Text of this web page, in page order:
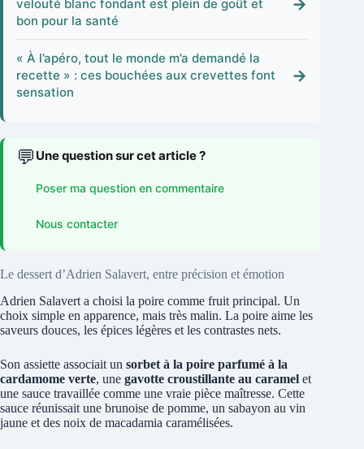
velouté blanc fondant est plein de goût et
bon pour la santé
« À l’apéro, tout le monde m’a demandé la
recette » : ces bouchées aux crevettes font
sensation
→
💬 Une question sur cet article ?
Poser ma question en commentaire
Nous contacter
Le dessert d’Adrien Salavert, entre précision et émotion
Adrien Salavert a choisi la poire comme fruit principal. Un
choix simple en apparence, mais très malin. La poire aime les
saveurs douces, les épices légères et les contrastes nets.
Son assiette associait un sorbet à la poire parfumé à la
cardamome verte, une gavotte croustillante au caramel et
une sauce travaillée comme une vraie pièce maîtresse. Cette
sauce réunissait une brunoise de pomme, un sabayon au vin
jaune et des noix de macadamia caramélisées.